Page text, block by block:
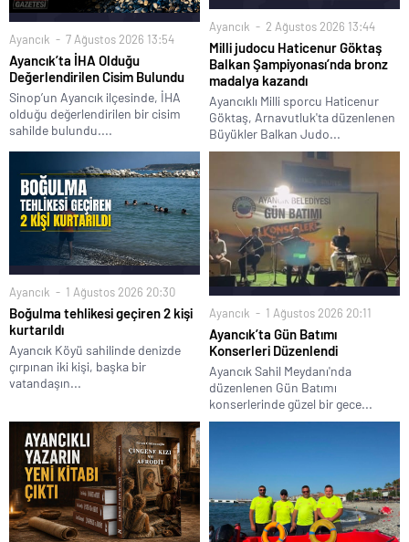
Ayancık 7 Ağustos 2026 13:54
Ayancık’ta İHA Olduğu
Değerlendirilen Cisim Bulundu
Sinop’un Ayancık ilçesinde, İHA
olduğu değerlendirilen bir cisim
sahilde bulundu....
Ayancık 2 Ağustos 2026 13:44
Milli judocu Haticenur Göktaş
Balkan Şampiyonası’nda bronz
madalya kazandı
Ayancıklı Milli sporcu Haticenur
Göktaş, Arnavutluk'ta düzenlenen
Büyükler Balkan Judo...
Ayancık 1 Ağustos 2026 20:30
Boğulma tehlikesi geçiren 2 kişi
kurtarıldı
Ayancık Köyü sahilinde denizde
çırpınan iki kişi, başka bir
vatandaşın...
Ayancık 1 Ağustos 2026 20:11
Ayancık’ta Gün Batımı
Konserleri Düzenlendi
Ayancık Sahil Meydanı'nda
düzenlenen Gün Batımı
konserlerinde güzel bir gece...